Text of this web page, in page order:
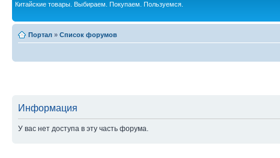
Китайские товары. Выбираем. Покупаем. Пользуемся.
Портал » Список форумов
Информация
У вас нет доступа в эту часть форума.